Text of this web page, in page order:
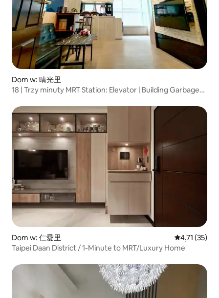
Dom w: 晴光里
18 | Trzy minuty MRT Station: Elevator | Building Garbage
Comfortable Space | Wash and Drying | Near Ximending
ⓘ 1 ~ 4 People
Dom w: 仁愛里 Średnia
4,71 (35)
Taipei Daan District / 1-Minute to MRT/Luxury Home